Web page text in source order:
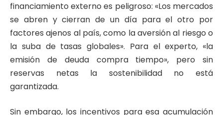
financiamiento externo es peligroso: «Los mercados
se abren y cierran de un día para el otro por
factores ajenos al país, como la aversión al riesgo o
la suba de tasas globales». Para el experto, «la
emisión de deuda compra tiempo», pero sin
reservas netas la sostenibilidad no está
garantizada.
Sin embargo, los incentivos para esa acumulación